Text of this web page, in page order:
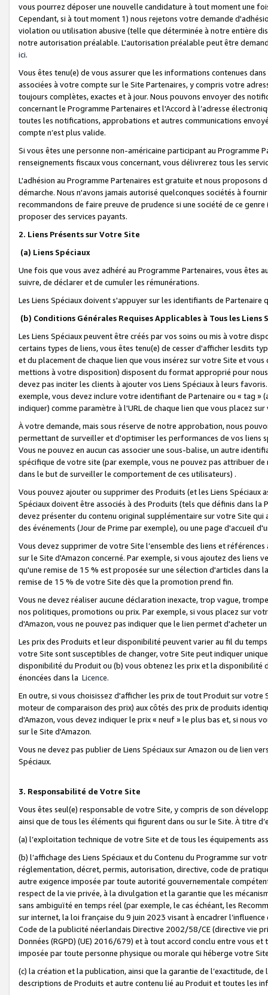
vous pourrez déposer une nouvelle candidature à tout moment une
Cependant, si à tout moment 1) nous rejetons votre demande
violation ou utilisation abusive (telle que déterminée à notre entière
notre autorisation préalable. L'autorisation préalable peut être
ici.
Vous êtes tenu(e) de vous assurer que les informations contenues
associées à votre compte sur le Site Partenaires, y compris votre
toujours complètes, exactes et à jour. Nous pouvons envoyer des
concernant le Programme Partenaires et l'Accord à l’adresse
toutes les notifications, approbations et autres communications
compte n’est plus valide.
Si vous êtes une personne non-américaine participant au
renseignements fiscaux vous concernant, vous délivrerez tous les
L'adhésion au Programme Partenaires est gratuite et nous proposons
démarche. Nous n'avons jamais autorisé quelconques sociétés à
recommandons de faire preuve de prudence si une société de ce
proposer des services payants.
2. Liens Présents sur Votre Site
(a) Liens Spéciaux
Une fois que vous avez adhéré au Programme Partenaires, vous êtes
suivre, de déclarer et de cumuler les rémunérations.
Les Liens Spéciaux doivent s'appuyer sur les identifiants de Partenaire
(b) Conditions Générales Requises Applicables à Tous les Liens
Les Liens Spéciaux peuvent être créés par vos soins ou mis à votre
certains types de liens, vous êtes tenu(e) de cesser d'afficher lesdits
et du placement de chaque lien que vous insérez sur votre Site et
mettions à votre disposition) disposent du format approprié pour
devez pas inciter les clients à ajouter vos Liens Spéciaux à leurs
exemple, vous devez inclure votre identifiant de Partenaire ou « tag
indiquer) comme paramètre à l'URL de chaque lien que vous placez
À votre demande, mais sous réserve de notre approbation, nous
permettant de surveiller et d'optimiser les performances de vos liens
Vous ne pouvez en aucun cas associer une sous-balise, un autre
spécifique de votre site (par exemple, vous ne pouvez pas attribuer
dans le but de surveiller le comportement de ces utilisateurs) .
Vous pouvez ajouter ou supprimer des Produits (et les Liens
Spéciaux doivent être associés à des Produits (tels que définis dans
devez présenter du contenu original supplémentaire sur votre Site qui
des événements (Jour de Prime par exemple), ou une page d'accueil
Vous devez supprimer de votre Site l’ensemble des liens et
sur le Site d'Amazon concerné. Par exemple, si vous ajoutez des
qu'une remise de 15 % est proposée sur une sélection d'articles
remise de 15 % de votre Site dès que la promotion prend fin.
Vous ne devez réaliser aucune déclaration inexacte, trop vague,
nos politiques, promotions ou prix. Par exemple, si vous placez sur
d'Amazon, vous ne pouvez pas indiquer que le lien permet d'acheter
Les prix des Produits et leur disponibilité peuvent varier au fil du
votre Site sont susceptibles de changer, votre Site peut indiquer
disponibilité du Produit ou (b) vous obtenez les prix et la disponibilité
énoncées dans la Licence.
En outre, si vous choisissez d'afficher les prix de tout Produit sur
moteur de comparaison des prix) aux côtés des prix de produits
d'Amazon, vous devez indiquer le prix « neuf » le plus bas et, si nous
sur le Site d'Amazon.
Vous ne devez pas publier de Liens Spéciaux sur Amazon ou de lien
Spéciaux.
3. Responsabilité de Votre Site
Vous êtes seul(e) responsable de votre Site, y compris de son
ainsi que de tous les éléments qui figurent dans ou sur le Site. À titre
(a) l’exploitation technique de votre Site et de tous les équipements
(b) l’affichage des Liens Spéciaux et du Contenu du Programme sur
réglementation, décret, permis, autorisation, directive, code de
autre exigence imposée par toute autorité gouvernementale
respect de la vie privée, à la divulgation et la garantie que les
sans ambiguïté en temps réel (par exemple, le cas échéant, les
sur internet, la loi française du 9 juin 2023 visant à encadrer
Code de la publicité néerlandais Directive 2002/58/CE (directive vie
Données (RGPD) (UE) 2016/679) et à tout accord conclu entre vous
imposée par toute personne physique ou morale qui héberge votre
(c) la création et la publication, ainsi que la garantie de l’exactitude,
descriptions de Produits et autre contenu lié au Produit et toutes les